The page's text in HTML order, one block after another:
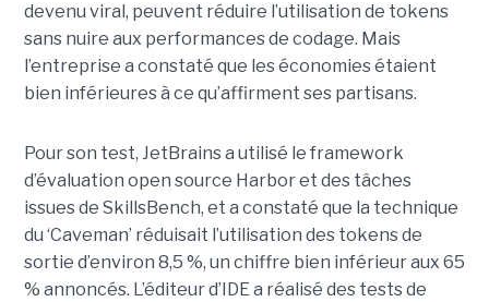
devenu viral, peuvent réduire l’utilisation de tokens
sans nuire aux performances de codage. Mais
l’entreprise a constaté que les économies étaient
bien inférieures à ce qu’affirment ses partisans.
Pour son test, JetBrains a utilisé le framework
d’évaluation open source Harbor et des tâches
issues de SkillsBench, et a constaté que la technique
du ‘Caveman’ réduisait l’utilisation des tokens de
sortie d’environ 8,5 %, un chiffre bien inférieur aux 65
% annoncés. L’éditeur d’IDE a réalisé des tests de